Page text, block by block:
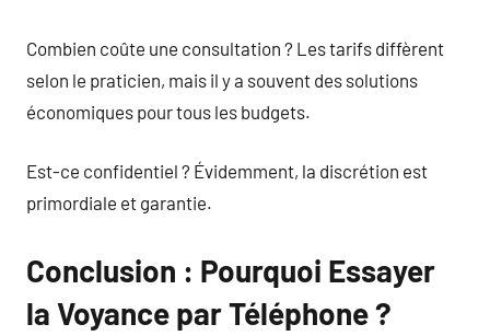
Combien coûte une consultation ? Les tarifs diffèrent
selon le praticien, mais il y a souvent des solutions
économiques pour tous les budgets.
Est-ce confidentiel ? Évidemment, la discrétion est
primordiale et garantie.
Conclusion : Pourquoi Essayer
la Voyance par Téléphone ?